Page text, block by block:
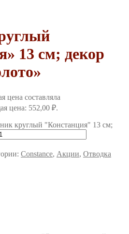
13 см; декор
цена составляла
цена: 552,00 ₽.
круглый "Констанция" 13 см;
Constance, Акции, Отводка